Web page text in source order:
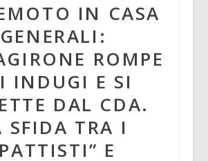
IN CASA
GENERALI:
ROMPE
INDUGI E SI
DAL CDA.
SFIDA TRA I
E